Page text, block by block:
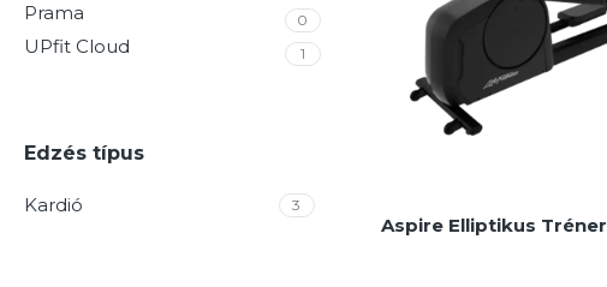
Prama 0
UPfit Cloud 1
Edzés típus
Kardió 3
Aspire Elliptikus Tréner